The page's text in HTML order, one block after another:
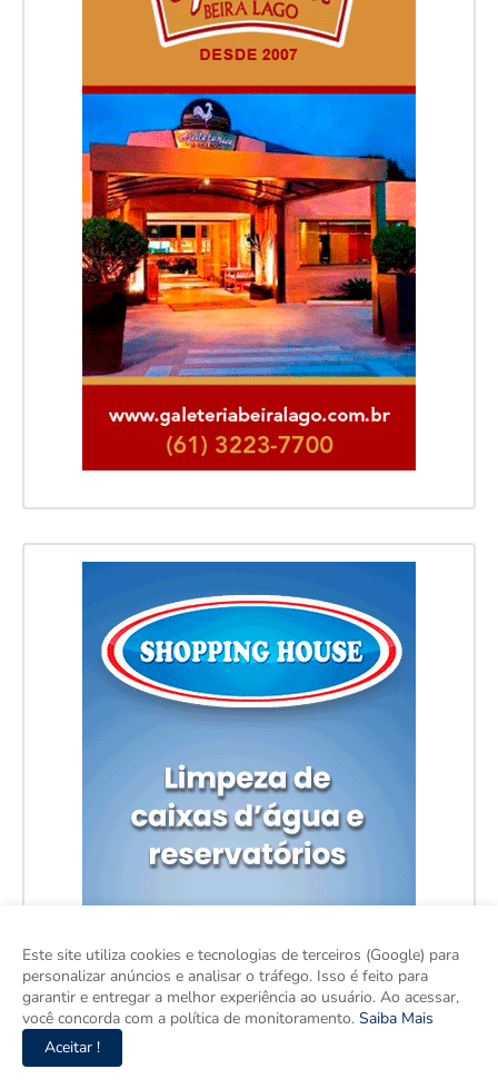
Este site utiliza cookies e tecnologias de terceiros (Google) para
personalizar anúncios e analisar o tráfego. Isso é feito para
garantir e entregar a melhor experiência ao usuário. Ao acessar,
você concorda com a política de monitoramento. Saiba Mais
Aceitar !